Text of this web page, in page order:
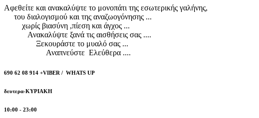
Αφεθείτε και ανακαλύψτε το μονοπάτι της εσωτερικής γαλήνης,
του διαλογισμού και της αναζωογόνησης ...
χωρίς βιασύνη ,πίεση και άγχος ...
Ανακαλύψτε ξανά τις αισθήσεις σας ....
Ξεκουράστε το μυαλό σας ...
Αναπνεύστε Ελεύθερα ....
690 62 08 914 +VIBER / WHATS UP
δευτερα-ΚΥΡΙΑΚΗ
10:00 - 23:00